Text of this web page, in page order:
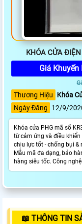
KHÓA CỬA
Giá Khuyến
Thương Hiệu
Khóa
Ngày Đăng
12/9/
Khóa cửa PHG mã số
từ cảm ứng và điều
chịu lực tốt - chống bụi &
Mẫu mã đa dạng, bảo
hàng siêu tốc. Công
📖 THÔNG TIN